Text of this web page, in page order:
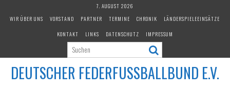
7. AUGUST 2026
WIR ÜBER UNS
VORSTAND PARTNER TERMINE CHRONIK
LÄNDERSPIELEEINSÄTZE
KONTAKT
LINKS DATENSCHUTZ IMPRESSUM
DEUTSCHER FEDERFUSSBALLBUND E.V.